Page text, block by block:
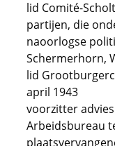
lid Comité-
partijen, die
naoorlogse
Schermerhorn,
lid
april 1943
voorzitter
Arbeidsbureau